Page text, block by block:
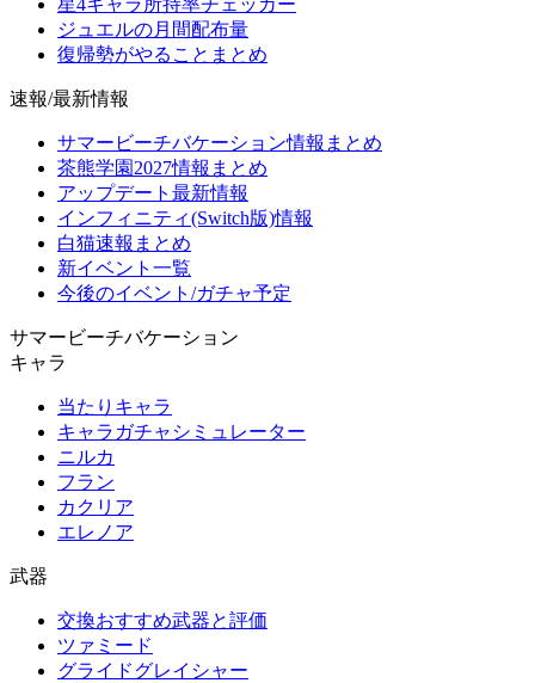
星4キャラ所持率チェッカー
ジュエルの月間配布量
復帰勢がやることまとめ
速報/最新情報
サマービーチバケーション情報まとめ
茶熊学園2027情報まとめ
アップデート最新情報
インフィニティ(Switch版)情報
白猫速報まとめ
新イベント一覧
今後のイベント/ガチャ予定
サマービーチバケーション
キャラ
当たりキャラ
キャラガチャシミュレーター
ニルカ
フラン
カクリア
エレノア
武器
交換おすすめ武器と評価
ツァミード
グライドグレイシャー